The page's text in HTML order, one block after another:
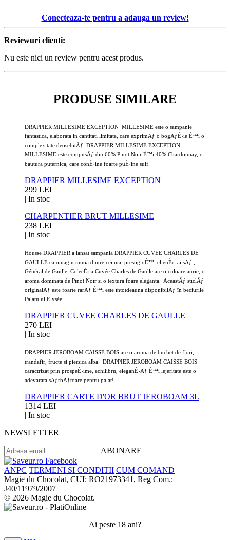
Conecteaza-te pentru a adauga un review!
Reviewuri clienti:
Nu este nici un review pentru acest produs.
PRODUSE SIMILARE
DRAPPIER MILLESIME EXCEPTION MILLESIME este o sampanie
fantastica, elaborata in cantitati limitate, care exprimÄƒ o bogÄƒÈ›ie È™i o
complexitate deosebitÄƒ. DRAPPIER MILLESIME EXCEPTION
MILLESIME este compusÄƒ din 60% Pinot Noir È™i 40% Chardonnay, o
bautura puternica, care conÈ›ine foarte puÈ›ine sulf.
DRAPPIER MILLESIME EXCEPTION
299 LEI
| In stoc
CHARPENTIER BRUT MILLESIME
238 LEI
| In stoc
Housse DRAPPIER a lansat sampania DRAPPIER CUVEE CHARLES DE
GAULLE ca omagiu unuia dintre cei mai prestigioÈ™i clienÈ›i ai sÄƒi,
Général de Gaulle. ColecÈ›ia Cuvée Charles de Gaulle are o culoare aurie, o
aroma dominata de Pinot Noir si o textura foare eleganta. AceastÄƒ sticlÄƒ
originalÄƒ este foarte rarÄƒ È™i este întotdeauna disponibilÄƒ în beciurile
Palatului Elysée.
DRAPPIER CUVEE CHARLES DE GAULLE
270 LEI
| In stoc
DRAPPIER JEROBOAM CAISSE BOIS are o aroma de buchet de flori,
trandafir, fructe si piersica alba. DRAPPIER JEROBOAM CAISSE BOIS
caractrizat prin prospeÈ›ime, echilibru, eleganÈ›Äƒ È™i lejeritate este o
adevarata sÄƒrbÄƒtoare pentru palat!
DRAPPIER CARTE D'OR BRUT JEROBOAM 3L
1314 LEI
| In stoc
NEWSLETTER
ABONARE
ANPC TERMENI SI CONDITII CUM COMAND
Magie du Chocolat, CUI: RO21973341, Reg Com.:
J40/11979/2007
© 2026 Magie du Chocolat.
Ai peste 18 ani?